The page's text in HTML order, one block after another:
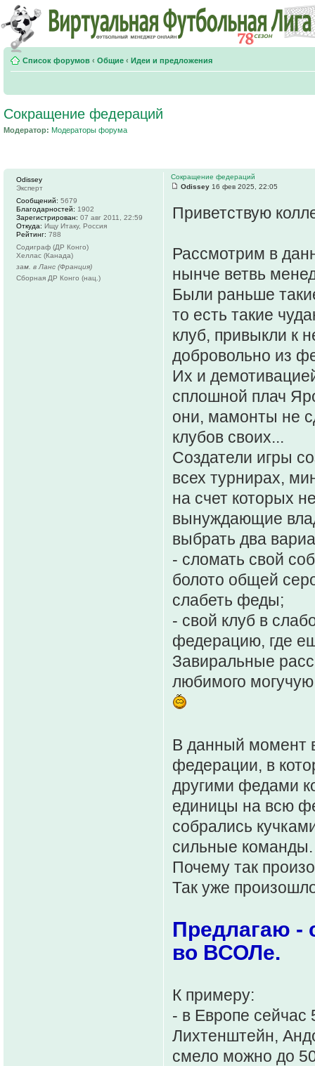
Список форумов ‹ Общие ‹ Идеи и предложения
Сокращение федераций
Модератор: Модераторы форума
Сокращение федераций
Odissey 16 фев 2025, 22:05
Приветствую
Рассмотрим в
нынче ветвь
Были раньше
то есть такие
клуб, привыкли к
добровольно из
Их и
сплошной плач
они, мамонты не
клубов своих...
Создатели игры
всех турнирах,
на счет которых
вынуждающие
выбрать два
- сломать свой
болото общей
слабеть феды;
- свой клуб в
федерацию, где
Завиральные
любимого
В данный момент
федерации, в
другими федами
единицы на всю
собрались
сильные команды.
Почему так
Так уже
Предлагаю -
во ВСОЛе.
К примеру:
- в Европе сейчас
Лихтенштейн,
смело можно до
Odissey
Эксперт
Сообщений: 5679
Благодарностей: 1902
Зарегистрирован: 07 авг 2011, 22:59
Откуда: Ищу Итаку, Россия
Рейтинг: 788
Содиграф (ДР Конго)
Хеллас (Канада)
зам. в Ланс (Франция)
Сборная ДР Конго (нац.)